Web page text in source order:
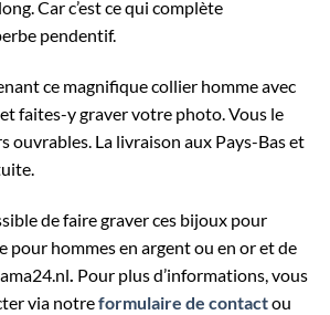
Car c’est ce qui complète
pendentif.
ce magnifique collier homme avec
faites-y graver votre photo. Vous le
ouvrables. La livraison aux Pays-Bas et
de faire graver ces bijoux pour
pour hommes en argent ou en or et de
Pour plus d’informations, vous
via notreformulaire de contactou